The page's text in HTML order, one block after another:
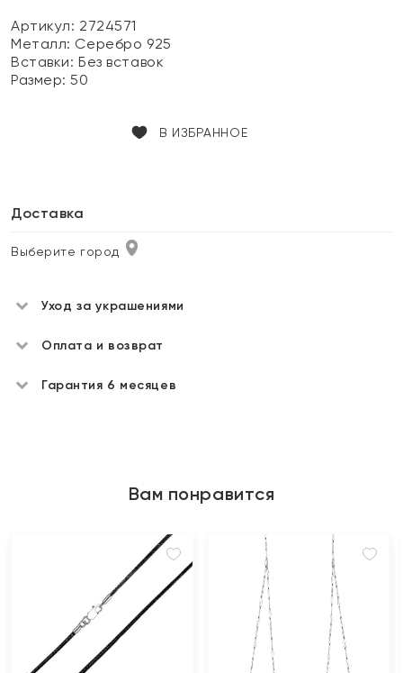
Артикул: 2724571
Металл: Серебро 925
Вставки:Без вставок
Размер:50
В ИЗБРАННОЕ
Доставка
Выберите город
Уход за украшениями
Оплата и возврат
Гарантия 6 месяцев
Вам понравится